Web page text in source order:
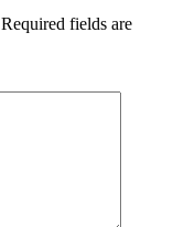
Required fields are